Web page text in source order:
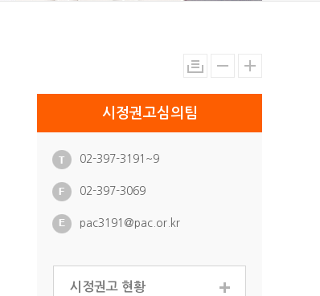
시정권고심의팀
02-397-3191~9
02-397-3069
pac3191@pac.or.kr
시정권고 현황